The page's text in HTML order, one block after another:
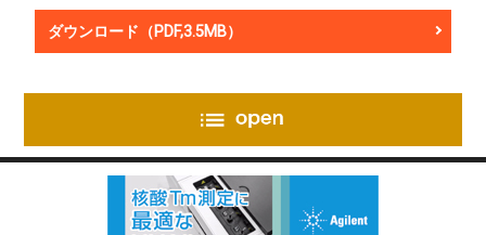
ダウンロード（PDF,3.5MB）